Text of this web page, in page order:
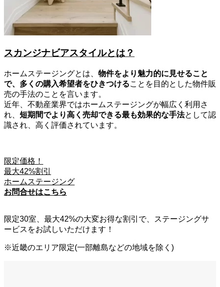
スカンジナビアスタイルとは？
ホームステージングとは、 物件をより魅力的に見せること
で、多くの購入希望者をひきつけることを目的とした物件販
売の手法のことを言います。
近年、不動産業界ではホームステージングが幅広く利用さ
れ、 短期間でより高く売却できる最も効果的な手法として認
識され、高く評価されています。
限定価格！
最大42%割引
ホームステージング
お問合せはこちら
限定30室、最大42%の大変お得な割引で、ステージングサ
ービスをお試しいただけます！
※近畿のエリア限定(一部離島などの地域を除く)